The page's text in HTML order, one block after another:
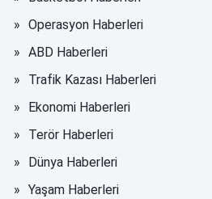
Operasyon Haberleri
ABD Haberleri
Trafik Kazası Haberleri
Ekonomi Haberleri
Terör Haberleri
Dünya Haberleri
Yaşam Haberleri